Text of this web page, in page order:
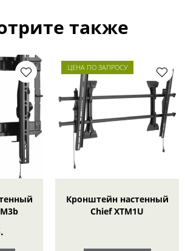
также
ЦЕНА ПО ЗАПРОСУ
Кронштейн настенный
Chief XTM1U